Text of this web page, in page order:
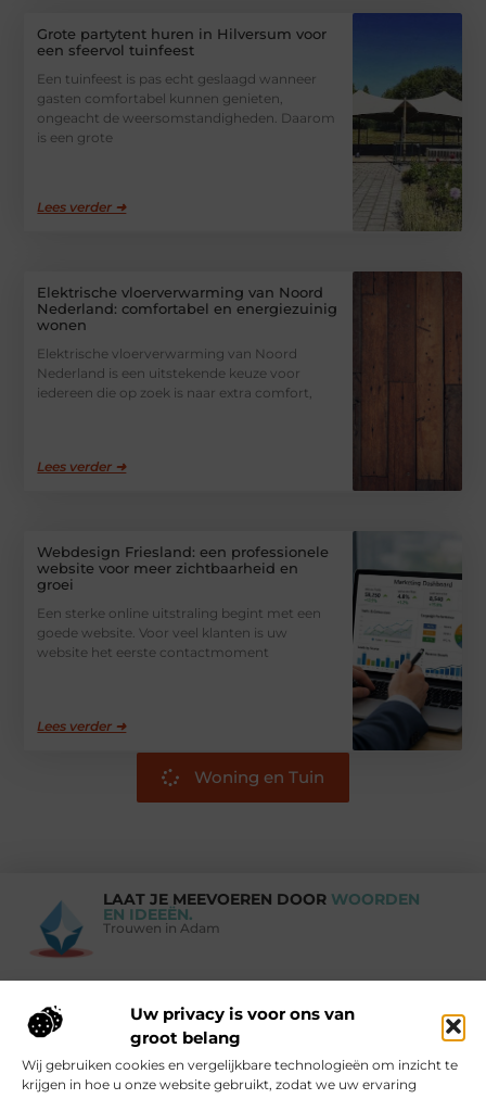
Uw privacy is voor ons van
groot belang
Wij gebruiken cookies en vergelijkbare technologieën om inzicht te
krijgen in hoe u onze website gebruikt, zodat we uw ervaring
Grote partytent huren in Hilversum voor
een sfeervol tuinfeest
Een tuinfeest is pas echt geslaagd wanneer
gasten comfortabel kunnen genieten,
ongeacht de weersomstandigheden. Daarom
is een grote
Lees verder ➜
Elektrische vloerverwarming van Noord
Nederland: comfortabel en energiezuinig
wonen
Elektrische vloerverwarming van Noord
Nederland is een uitstekende keuze voor
iedereen die op zoek is naar extra comfort,
Lees verder ➜
Webdesign Friesland: een professionele
website voor meer zichtbaarheid en
groei
Een sterke online uitstraling begint met een
goede website. Voor veel klanten is uw
website het eerste contactmoment
Lees verder ➜
Woning en Tuin
LAAT JE MEEVOEREN DOOR WOORDEN
EN IDEEËN.
Trouwen in Adam
Vind Ons Hier :